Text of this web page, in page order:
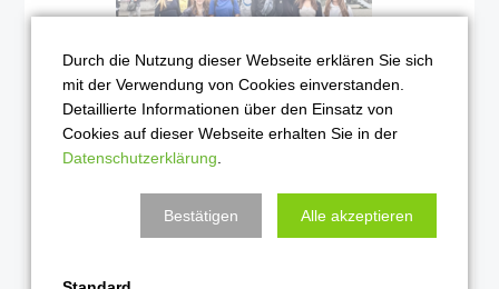
Besuchs in der SUB war eine
Erkenntnis und ein Gedicht!
Weiterlesen …
Durch die Nutzung dieser Webseite erklären Sie sich
mit der Verwendung von Cookies einverstanden.
Detaillierte Informationen über den Einsatz von
Cookies auf dieser Webseite erhalten Sie in der
Datenschutzerklärung
Bestätigen Alle akzeptieren